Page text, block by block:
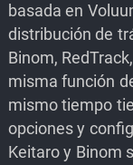
basada en
distribución de
Binom,
misma función
mismo tiempo
opciones y
Keitaro y Binom